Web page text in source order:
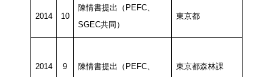
2014 10
陳情書提出（PEFC、
SGEC共同）
東京都
2014 9
陳情書提出（PEFC、
東京都森林課